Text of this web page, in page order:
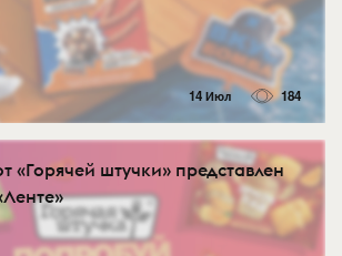
14 Июл 184
«Горячей штучки» представлен